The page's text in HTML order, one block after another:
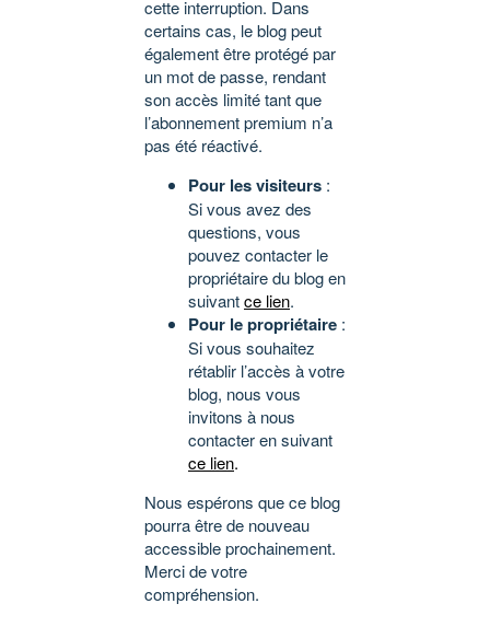
cette interruption. Dans
certains cas, le blog peut
également être protégé par
un mot de passe, rendant
son accès limité tant que
l’abonnement premium n’a
pas été réactivé.
Pour les visiteurs :
Si vous avez des
questions, vous
pouvez contacter le
propriétaire du blog en
suivantce lien.
Pour le propriétaire :
Si vous souhaitez
rétablir l’accès à votre
blog, nous vous
invitons à nous
contacter en suivant
ce lien.
Nous espérons que ce blog
pourra être de nouveau
accessible prochainement.
Merci de votre
compréhension.